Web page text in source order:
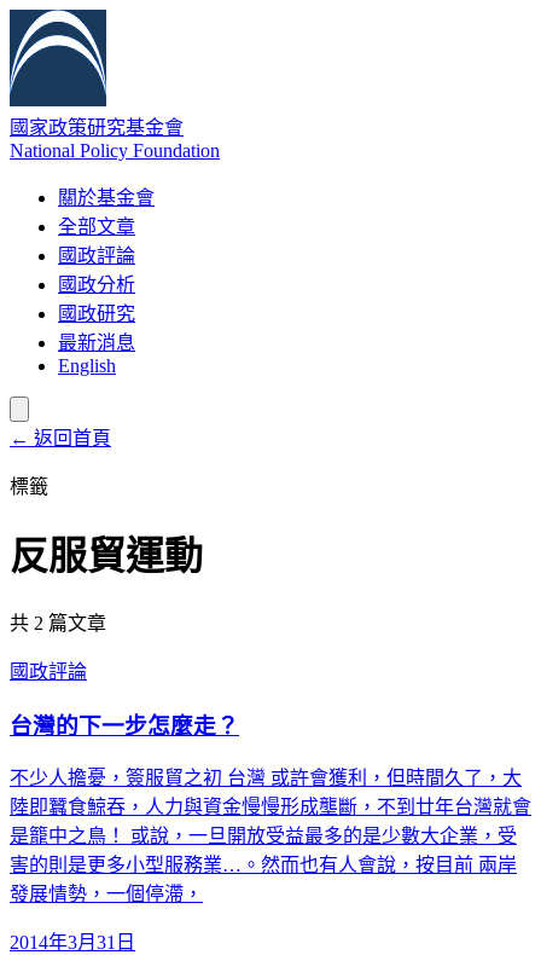
國家政策研究基金會
National Policy Foundation
關於基金會
全部文章
國政評論
國政分析
國政研究
最新消息
English
← 返回首頁
標籤
反服貿運動
共 2 篇文章
國政評論
台灣的下一步怎麼走？
不少人擔憂，簽服貿之初 台灣 或許會獲利，但時間久了，大
陸即蠶食鯨吞，人力與資金慢慢形成壟斷，不到廿年台灣就會
是籠中之鳥！ 或說，一旦開放受益最多的是少數大企業，受
害的則是更多小型服務業…。然而也有人會說，按目前 兩岸
發展情勢，一個停滯，
2014年3月31日